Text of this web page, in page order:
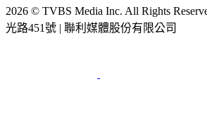
2026 © TVBS Media Inc. All Rights
光路451號 | 聯利媒體股份有限公司